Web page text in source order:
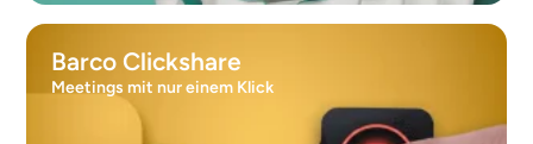
Barco Clickshare
Meetings mit nur einem Klick